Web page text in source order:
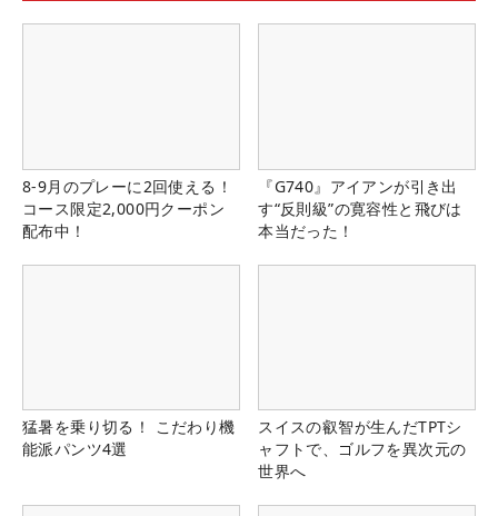
8-9月のプレーに2回使える！
コース限定2,000円クーポン
配布中！
『G740』アイアンが引き出
す“反則級”の寛容性と飛びは
本当だった！
猛暑を乗り切る！ こだわり機
能派パンツ4選
スイスの叡智が生んだTPTシ
ャフトで、ゴルフを異次元の
世界へ